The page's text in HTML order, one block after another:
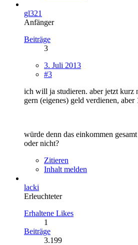
gl321
Anfänger
Beiträge
3
3. Juli 2013
#3
ich will ja studieren. aber jetzt kurz
gern (eigenes) geld verdienen,
würde denn das einkommen
oder nicht?
Zitieren
Inhalt melden
lacki
Erleuchteter
Erhaltene Likes
1
Beiträge
3.199